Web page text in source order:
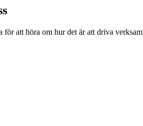
att höra om hur det är att driva